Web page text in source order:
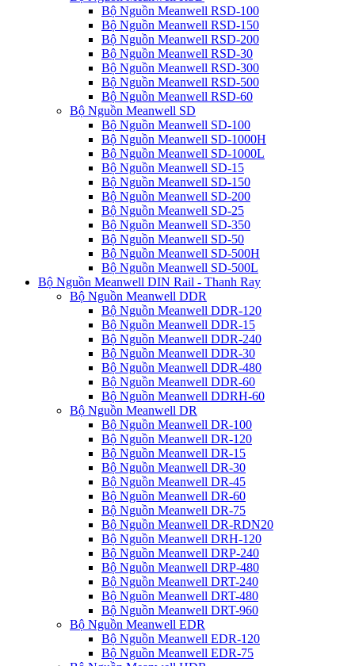
Bộ Nguồn Meanwell RSD-100
Bộ Nguồn Meanwell RSD-150
Bộ Nguồn Meanwell RSD-200
Bộ Nguồn Meanwell RSD-30
Bộ Nguồn Meanwell RSD-300
Bộ Nguồn Meanwell RSD-500
Bộ Nguồn Meanwell RSD-60
Bộ Nguồn Meanwell SD
Bộ Nguồn Meanwell SD-100
Bộ Nguồn Meanwell SD-1000H
Bộ Nguồn Meanwell SD-1000L
Bộ Nguồn Meanwell SD-15
Bộ Nguồn Meanwell SD-150
Bộ Nguồn Meanwell SD-200
Bộ Nguồn Meanwell SD-25
Bộ Nguồn Meanwell SD-350
Bộ Nguồn Meanwell SD-50
Bộ Nguồn Meanwell SD-500H
Bộ Nguồn Meanwell SD-500L
Bộ Nguồn Meanwell DIN Rail - Thanh Ray
Bộ Nguồn Meanwell DDR
Bộ Nguồn Meanwell DDR-120
Bộ Nguồn Meanwell DDR-15
Bộ Nguồn Meanwell DDR-240
Bộ Nguồn Meanwell DDR-30
Bộ Nguồn Meanwell DDR-480
Bộ Nguồn Meanwell DDR-60
Bộ Nguồn Meanwell DDRH-60
Bộ Nguồn Meanwell DR
Bộ Nguồn Meanwell DR-100
Bộ Nguồn Meanwell DR-120
Bộ Nguồn Meanwell DR-15
Bộ Nguồn Meanwell DR-30
Bộ Nguồn Meanwell DR-45
Bộ Nguồn Meanwell DR-60
Bộ Nguồn Meanwell DR-75
Bộ Nguồn Meanwell DR-RDN20
Bộ Nguồn Meanwell DRH-120
Bộ Nguồn Meanwell DRP-240
Bộ Nguồn Meanwell DRP-480
Bộ Nguồn Meanwell DRT-240
Bộ Nguồn Meanwell DRT-480
Bộ Nguồn Meanwell DRT-960
Bộ Nguồn Meanwell EDR
Bộ Nguồn Meanwell EDR-120
Bộ Nguồn Meanwell EDR-75